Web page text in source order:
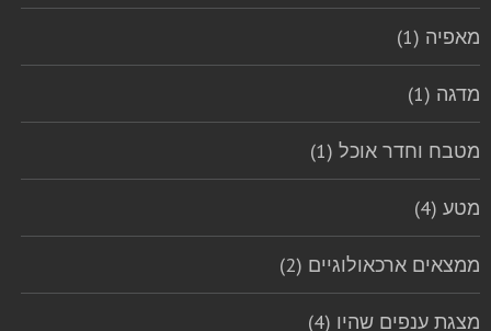
מאפיה (1)
מדגה (1)
מטבח וחדר אוכל (1)
מטע (4)
ממצאים ארכאולוגיים (2)
מצגת ענפים שהיו (4)